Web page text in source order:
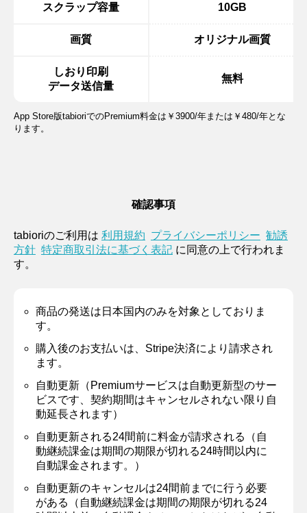
スクラップ容量 10GB
画質 オリジナル画質
しおり印刷
データ送信量
無料
App Store版tabioriでのPremium料金は￥3900/年または￥480/年とな
ります。
確認事項
tabioriのご利用は 利用規約 プライバシーポリシー 勧誘
方針 特定商取引法に基づく表記 に同意の上で行われま
す。
商品の発送は日本国内のみを対象としておりま
す。
購入後のお支払いは、Stripe決済により請求され
ます。
自動更新（Premiumサービスは自動更新型のサー
ビスです、契約期間はキャンセルされない限り自
動延長されます）
自動更新される24間前に料金が請求される（自
動継続課金は期間の期限が切れる24時間以内に
自動課金されます。）
自動更新のキャンセルは24間前までに行う必要
がある（自動継続課金は期間の期限が切れる24